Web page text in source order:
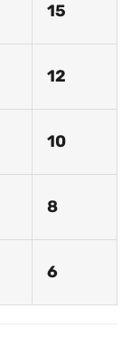
15
12
10
8
6